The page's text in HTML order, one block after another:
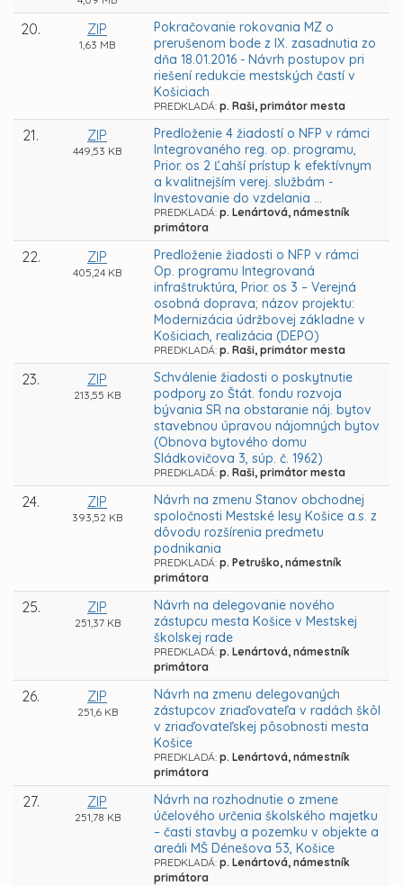
20. ZIP
1,63 MB
Pokračovanie rokovania MZ o
prerušenom bode z IX. zasadnutia zo
dňa 18.01.2016 - Návrh postupov pri
riešení redukcie mestských častí v
Košiciach
PREDKLADÁ: p. Raši, primátor mesta
21. ZIP
449,53 KB
Predloženie 4 žiadostí o NFP v rámci
Integrovaného reg. op. programu,
Prior. os 2 Ľahší prístup k efektívnym
a kvalitnejším verej. službám -
Investovanie do vzdelania ...
PREDKLADÁ: p. Lenártová, námestník
primátora
22. ZIP
405,24 KB
Predloženie žiadosti o NFP v rámci
Op. programu Integrovaná
infraštruktúra, Prior. os 3 – Verejná
osobná doprava; názov projektu:
Modernizácia údržbovej základne v
Košiciach, realizácia (DEPO)
PREDKLADÁ: p. Raši, primátor mesta
23. ZIP
213,55 KB
Schválenie žiadosti o poskytnutie
podpory zo Štát. fondu rozvoja
bývania SR na obstaranie náj. bytov
stavebnou úpravou nájomných bytov
(Obnova bytového domu
Sládkovičova 3, súp. č. 1962)
PREDKLADÁ: p. Raši, primátor mesta
24. ZIP
393,52 KB
Návrh na zmenu Stanov obchodnej
spoločnosti Mestské lesy Košice a.s. z
dôvodu rozšírenia predmetu
podnikania
PREDKLADÁ: p. Petruško, námestník
primátora
25. ZIP
251,37 KB
Návrh na delegovanie nového
zástupcu mesta Košice v Mestskej
školskej rade
PREDKLADÁ: p. Lenártová, námestník
primátora
26. ZIP
251,6 KB
Návrh na zmenu delegovaných
zástupcov zriaďovateľa v radách škôl
v zriaďovateľskej pôsobnosti mesta
Košice
PREDKLADÁ: p. Lenártová, námestník
primátora
27. ZIP
251,78 KB
Návrh na rozhodnutie o zmene
účelového určenia školského majetku
– časti stavby a pozemku v objekte a
areáli MŠ Dénešova 53, Košice
PREDKLADÁ: p. Lenártová, námestník
primátora